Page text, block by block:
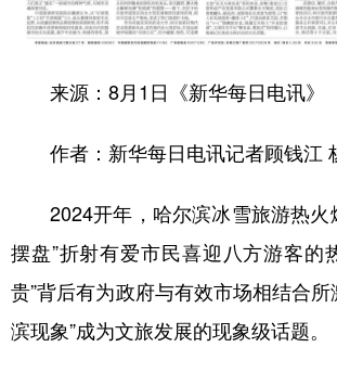
山东 河南 湖北
陕西 甘肃 青海
新疆 内蒙古 黑龙江
多语种频道
English Español Français
来源：8月1日《新华每日电讯》
作者：新华每日电讯记者顾钱江
2024开年，哈尔滨冰雪旅游热火
摆盘”折射有爱市民喜迎八方游客的
贵”背后有为政府与有效市场相结合所
滨现象”成为文旅发展的现象级话题。